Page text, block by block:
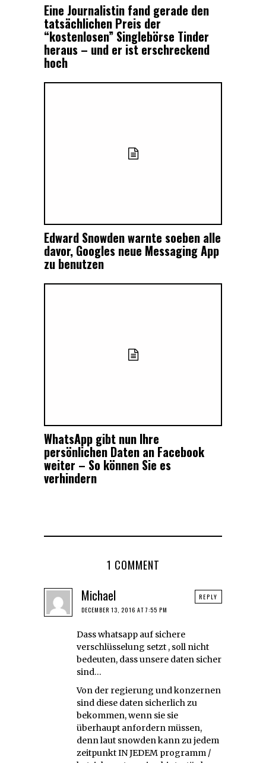
Eine Journalistin fand gerade den
tatsächlichen Preis der
“kostenlosen” Singlebörse Tinder
heraus – und er ist erschreckend
hoch
Edward Snowden warnte soeben alle
davor, Googles neue Messaging App
zu benutzen
WhatsApp gibt nun Ihre
persönlichen Daten an Facebook
weiter – So können Sie es
verhindern
1 COMMENT
Michael
DECEMBER 13, 2016 AT 7:55 PM
Dass whatsapp auf sichere
verschlüsselung setzt , soll nicht
bedeuten, dass unsere daten sicher
sind…
Von der regierung und konzernen
sind diese daten sicherlich zu
bekommen, wenn sie sie
überhaupt anfordern müssen,
denn laut snowden kann zu jedem
zeitpunkt IN JEDEM programm /
REPLY